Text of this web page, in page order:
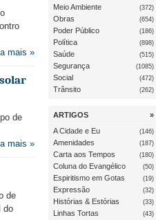
mais »
de
mais »
de
do
Meio Ambiente (372)
Obras (654)
Poder Público (186)
Política (898)
Saúde (515)
Segurança (1085)
Social (472)
Trânsito (262)
ARTIGOS
»
A Cidade e Eu
(146)
Amenidades (187)
Carta aos Tempos (180)
Coluna do Evangélico (50)
Espiritismo em Gotas (19)
Expressão (32)
Histórias & Estórias (33)
Linhas Tortas (43)